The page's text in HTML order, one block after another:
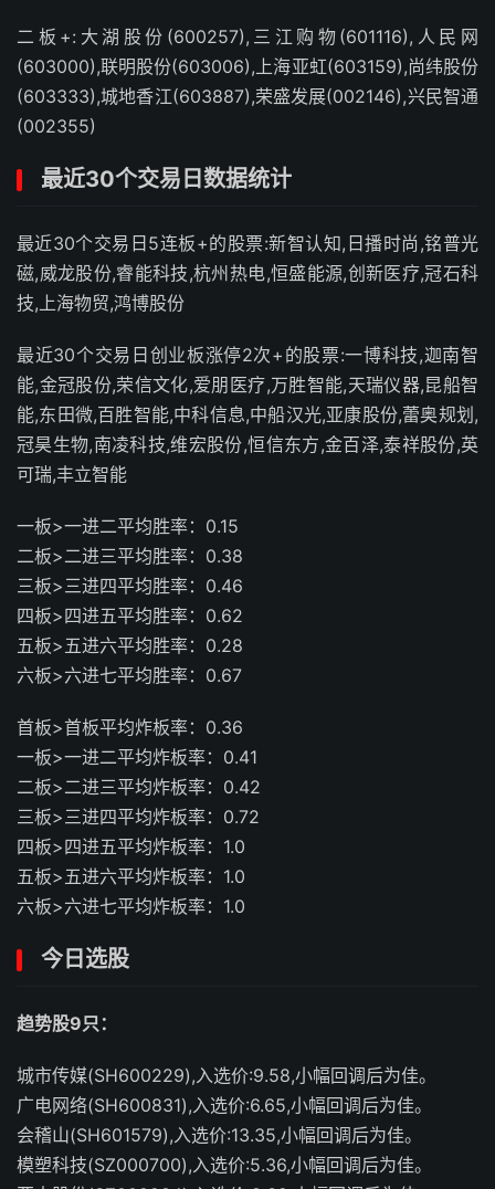
二板+:大湖股份(600257),三江购物(601116),人民网
(603000),联明股份(603006),上海亚虹(603159),尚纬股份
(603333),城地香江(603887),荣盛发展(002146),兴民智通
(002355)
最近30个交易日数据统计
最近30个交易日5连板+的股票:新智认知,日播时尚,铭普光
磁,威龙股份,睿能科技,杭州热电,恒盛能源,创新医疗,冠石科
技,上海物贸,鸿博股份
最近30个交易日创业板涨停2次+的股票:一博科技,迦南智
能,金冠股份,荣信文化,爱朋医疗,万胜智能,天瑞仪器,昆船智
能,东田微,百胜智能,中科信息,中船汉光,亚康股份,蕾奥规划,
冠昊生物,南凌科技,维宏股份,恒信东方,金百泽,泰祥股份,英
可瑞,丰立智能
一板>一进二平均胜率：0.15
二板>二进三平均胜率：0.38
三板>三进四平均胜率：0.46
四板>四进五平均胜率：0.62
五板>五进六平均胜率：0.28
六板>六进七平均胜率：0.67
首板>首板平均炸板率：0.36
一板>一进二平均炸板率：0.41
二板>二进三平均炸板率：0.42
三板>三进四平均炸板率：0.72
四板>四进五平均炸板率：1.0
五板>五进六平均炸板率：1.0
六板>六进七平均炸板率：1.0
今日选股
趋势股9只：
城市传媒(SH600229),入选价:9.58,小幅回调后为佳。
广电网络(SH600831),入选价:6.65,小幅回调后为佳。
会稽山(SH601579),入选价:13.35,小幅回调后为佳。
模塑科技(SZ000700),入选价:5.36,小幅回调后为佳。